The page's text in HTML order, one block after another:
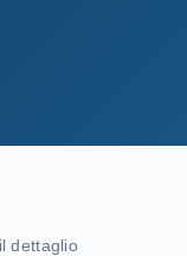
dettaglio